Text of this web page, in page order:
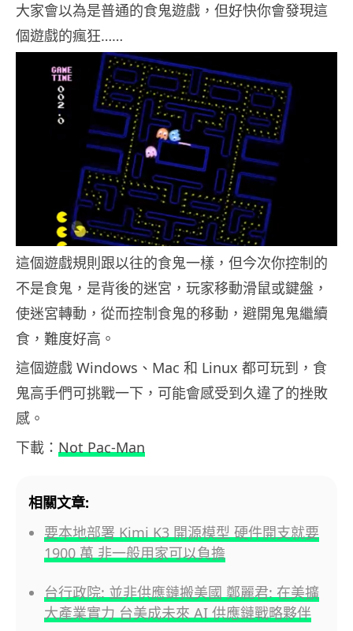
大家會以為是普通的食鬼遊戲，但好快你會發現這
個遊戲的瘋狂……
這個遊戲規則跟以往的食鬼一樣，但今次你控制的
不是食鬼，是背後的迷宮，玩家移動滑鼠或鍵盤，
使迷宮轉動，從而控制食鬼的移動，避開鬼鬼繼續
食，難度好高。
這個遊戲 Windows、Mac 和 Linux 都可玩到，食
鬼高手們可挑戰一下，可能會感受到久違了的挫敗
感。
下載： Not Pac-Man
相關文章:
要本地部署 Kimi K3 開源模型 硬件開支就要
1900 萬 非一般用家可以負擔
台行政院: 並非供應鏈搬美國 鄭麗君: 在美擴
大產業實力 台美成未來 AI 供應鏈戰略夥伴